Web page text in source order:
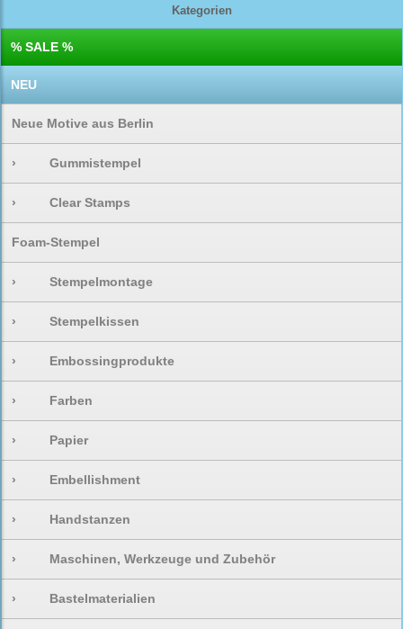
Kategorien
% SALE %
NEU
Neue Motive aus Berlin
› Gummistempel
› Clear Stamps
Foam-Stempel
› Stempelmontage
› Stempelkissen
› Embossingprodukte
› Farben
› Papier
› Embellishment
› Handstanzen
› Maschinen, Werkzeuge und Zubehör
› Bastelmaterialien